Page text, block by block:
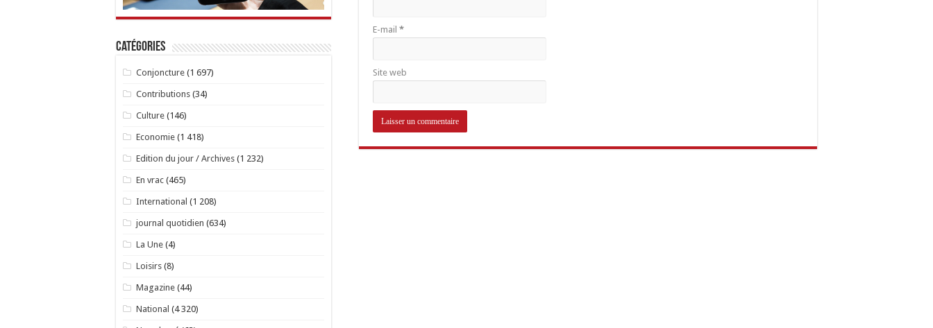
E-mail *
Site web
Catégories
Conjoncture(1 697)
Contributions(34)
Culture(146)
Economie(1 418)
Edition du jour / Archives(1 232)
En vrac(465)
International (1 208)
journal quotidien (634)
La Une(4)
Loisirs(8)
Magazine(44)
National (4 320)